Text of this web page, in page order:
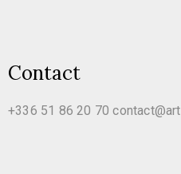
Contact
+336 51 86 20 70